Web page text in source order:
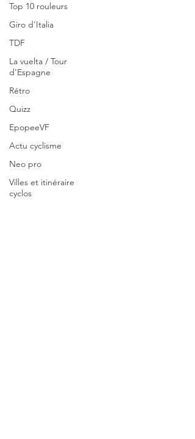
Top 10 rouleurs
Giro d'Italia
TDF
La vuelta / Tour
d'Espagne
Rétro
Quizz
EpopeeVF
Actu cyclisme
Neo pro
Villes et itinéraire
cyclos